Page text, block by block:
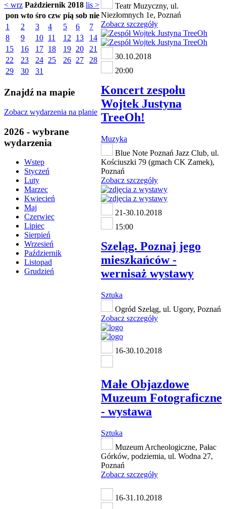
< wrz Październik 2018 lis >
pon wto śro czw pią sob nie
1
2 3 4 5 6
7
8
9 10 11 12 13
14
15
16 17 18 19 20
21
22
23 24 25 26 27
28
29
30 31
Znajdź na mapie
Zobacz wydarzenia na planie
2026 - wybrane
wydarzenia
Wstęp
Styczeń
Luty
Marzec
Kwiecień
Maj
Czerwiec
Lipiec
Sierpień
Wrzesień
Październik
Listopad
Grudzień
Teatr Muzyczny, ul.
Niezłomnych 1e, Poznań
Zobacz szczegóły
30.10.2018
20:00
Koncert zespołu
Wojtek Justyna
TreeOh!
Muzyka
Blue Note Poznań Jazz Club, ul.
Kościuszki 79 (gmach CK Zamek),
Poznań
Zobacz szczegóły
21-30.10.2018
15:00
Szeląg. Poznaj jego
mieszkańców -
wernisaż wystawy
Sztuka
Ogród Szeląg, ul. Ugory, Poznań
Zobacz szczegóły
16-30.10.2018
Małe Objazdowe
Muzeum Fotograficzne
- wystawa
Sztuka
Muzeum Archeologiczne, Pałac
Górków, podziemia, ul. Wodna 27,
Poznań
Zobacz szczegóły
16-31.10.2018